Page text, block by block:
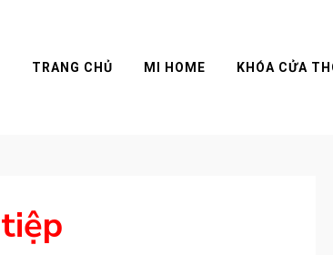
TRANG CHỦ MI HOME KHÓA CỬA